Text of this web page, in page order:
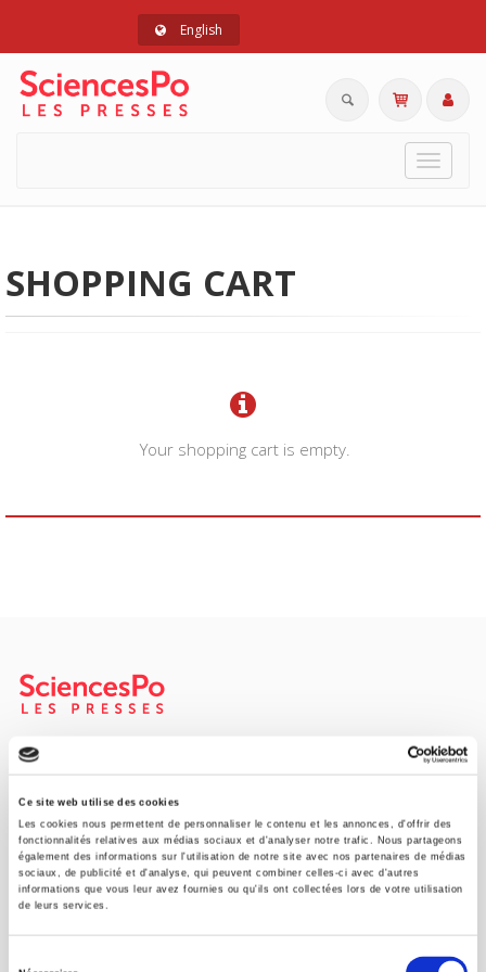
Ce site web utilise des cookies
Les cookies nous permettent de personnaliser le contenu et les annonces, d'offrir des
fonctionnalités relatives aux médias sociaux et d'analyser notre trafic. Nous partageons
également des informations sur l'utilisation de notre site avec nos partenaires de médias
sociaux, de publicité et d'analyse, qui peuvent combiner celles-ci avec d'autres
informations que vous leur avez fournies ou qu'ils ont collectées lors de votre utilisation
de leurs services.
English
Toggle
SHOPPING CART
Your shopping cart is empty.
SCIENCES PO UNIVERSITY PRESS has a threefold role: to publish
original research, to edit reference works for student use, and to
help public and political debate.
CONTACTS
FOREIGN RIGHTS
FOR BOOKSHOPS